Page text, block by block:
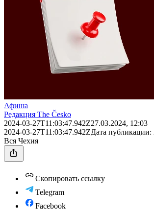
Афиша
Редакция The Česko
2024-03-27T11:03:47.942Z27.03.2024, 12:03
2024-03-27T11:03:47.942ZДата публикации:
Вся Чехия
Скопировать ссылку
Telegram
Facebook